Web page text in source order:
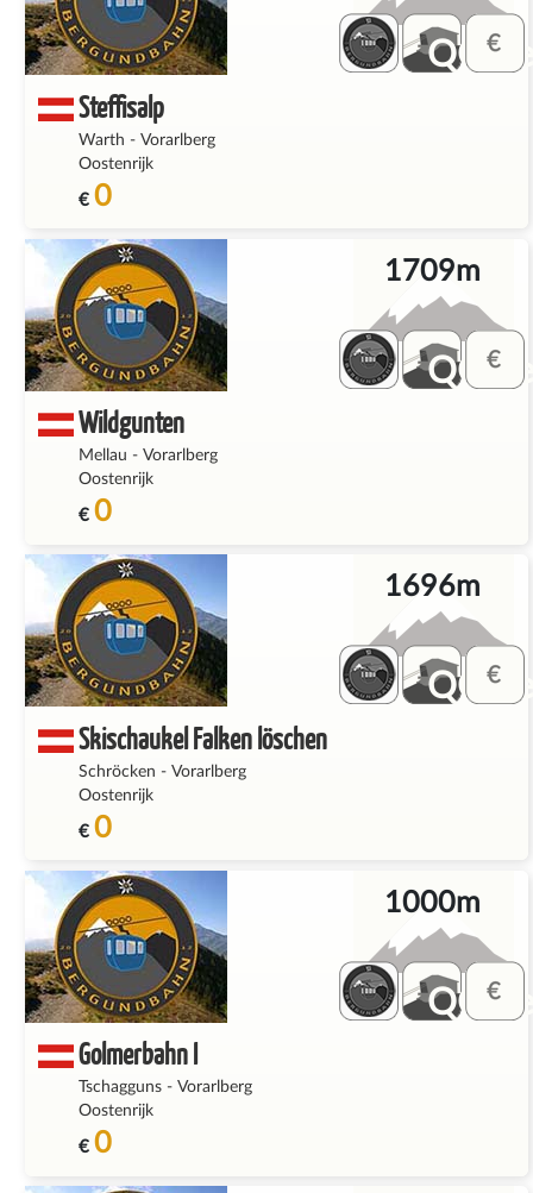
Steffisalp
Warth - Vorarlberg
Oostenrijk
€ 0
Wildgunten
Mellau - Vorarlberg
Oostenrijk
€ 0
1709m
Skischaukel Falken löschen
Schröcken - Vorarlberg
Oostenrijk
€ 0
1696m
Golmerbahn I
Tschagguns- Vorarlberg
Oostenrijk
€ 0
1000m